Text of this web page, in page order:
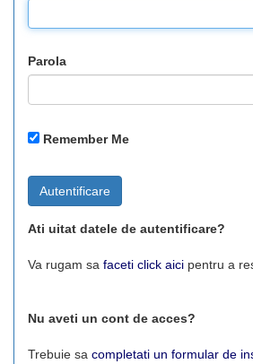
Parola
Remember Me
Autentificare
Ati uitat datele de autentificare?
Va rugam sa faceti click aici pentru a
Nu aveti un cont de acces?
Trebuie sa completati un formular de